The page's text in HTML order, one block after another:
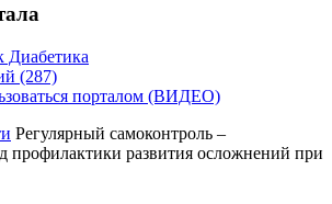
Диабетика
(287)
порталом (ВИДЕО)
Регулярный самоконтроль –
профилактики развития осложнений при